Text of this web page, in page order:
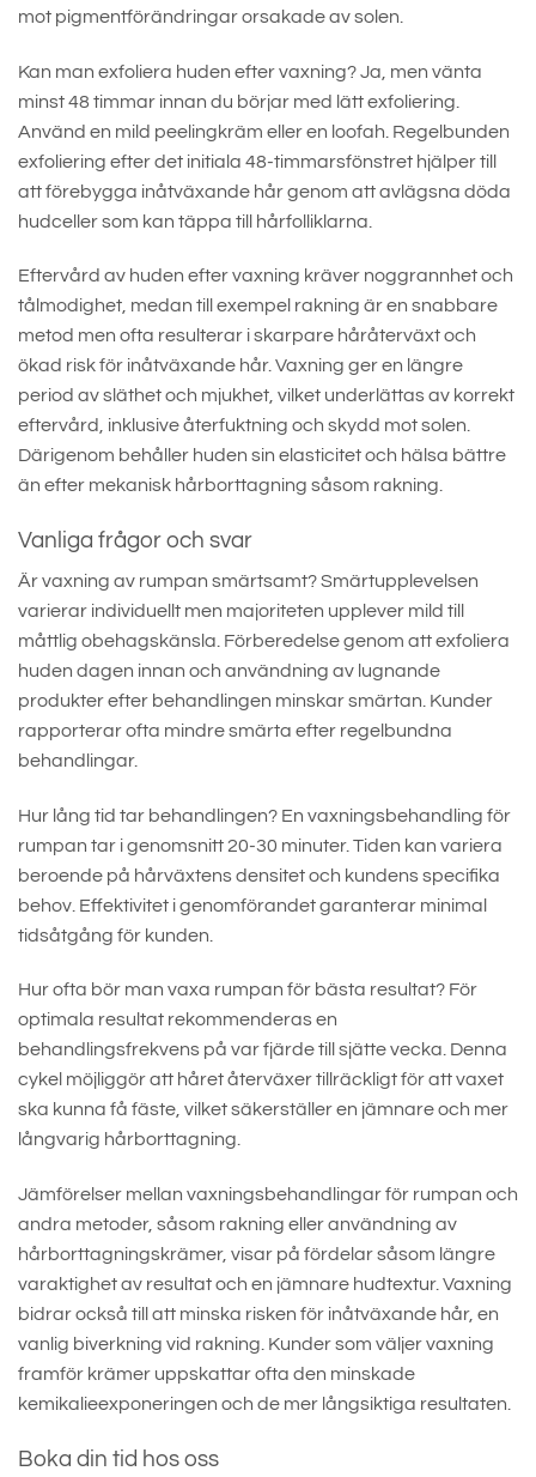
mot pigmentförändringar orsakade av solen.
Kan man exfoliera huden efter vaxning? Ja, men vänta
minst 48 timmar innan du börjar med lätt exfoliering.
Använd en mild peelingkräm eller en loofah. Regelbunden
exfoliering efter det initiala 48-timmarsfönstret hjälper till
att förebygga inåtväxande hår genom att avlägsna döda
hudceller som kan täppa till hårfolliklarna.
Eftervård av huden efter vaxning kräver noggrannhet och
tålmodighet, medan till exempel rakning är en snabbare
metod men ofta resulterar i skarpare håråterväxt och
ökad risk för inåtväxande hår. Vaxning ger en längre
period av släthet och mjukhet, vilket underlättas av korrekt
eftervård, inklusive återfuktning och skydd mot solen.
Därigenom behåller huden sin elasticitet och hälsa bättre
än efter mekanisk hårborttagning såsom rakning.
Vanliga frågor och svar
Är vaxning av rumpan smärtsamt? Smärtupplevelsen
varierar individuellt men majoriteten upplever mild till
måttlig obehagskänsla. Förberedelse genom att exfoliera
huden dagen innan och användning av lugnande
produkter efter behandlingen minskar smärtan. Kunder
rapporterar ofta mindre smärta efter regelbundna
behandlingar.
Hur lång tid tar behandlingen? En vaxningsbehandling för
rumpan tar i genomsnitt 20-30 minuter. Tiden kan variera
beroende på hårväxtens densitet och kundens specifika
behov. Effektivitet i genomförandet garanterar minimal
tidsåtgång för kunden.
Hur ofta bör man vaxa rumpan för bästa resultat? För
optimala resultat rekommenderas en
behandlingsfrekvens på var fjärde till sjätte vecka. Denna
cykel möjliggör att håret återväxer tillräckligt för att vaxet
ska kunna få fäste, vilket säkerställer en jämnare och mer
långvarig hårborttagning.
Jämförelser mellan vaxningsbehandlingar för rumpan och
andra metoder, såsom rakning eller användning av
hårborttagningskrämer, visar på fördelar såsom längre
varaktighet av resultat och en jämnare hudtextur. Vaxning
bidrar också till att minska risken för inåtväxande hår, en
vanlig biverkning vid rakning. Kunder som väljer vaxning
framför krämer uppskattar ofta den minskade
kemikalieexponeringen och de mer långsiktiga resultaten.
Boka din tid hos oss